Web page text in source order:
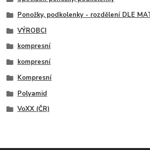
Ponožky, podkolenky - rozdělení DLE
VÝROBCI
kompresní
kompresní
Kompresní
Polyamid
VoXX (ČR)